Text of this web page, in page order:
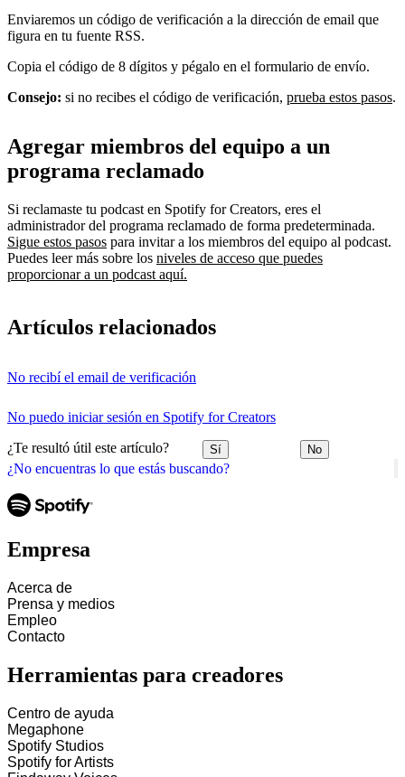
¿No encuentras lo que estás buscando?
Enviaremos un código de verificación a la dirección de email que
figura en tu fuente RSS.
Copia el código de 8 dígitos y pégalo en el formulario de envío.
Consejo: si no recibes el código de verificación, prueba estos pasos.
Agregar miembros del equipo a un
programa reclamado
Si reclamaste tu podcast en Spotify for Creators, eres el
administrador del programa reclamado de forma predeterminada.
Sigue estos pasos para invitar a los miembros del equipo al podcast.
Puedes leer más sobre los niveles de acceso que puedes
proporcionar a un podcast aquí.
Artículos relacionados
No recibí el email de verificación
No puedo iniciar sesión en Spotify for Creators
¿Te resultó útil este artículo? Sí No
Empresa
Acerca de
Prensa y medios
Empleo
Contacto
Herramientas para creadores
Centro de ayuda
Megaphone
Spotify Studios
Spotify for Artists